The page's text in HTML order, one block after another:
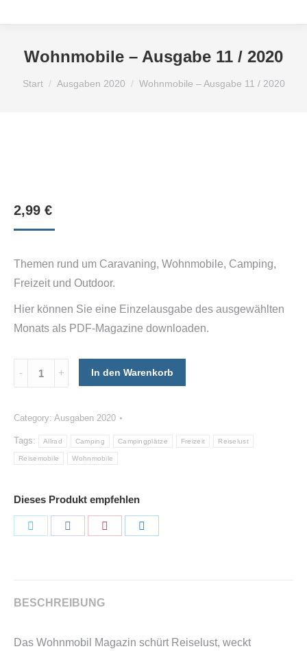
Wohnmobile – Ausgabe 11 / 2020
Sie befinden sich hier:
Start Ausgaben 2020 Wohnmobile – Ausgabe 11 / 2020
2,99 €
Themen rund um Caravaning, Wohnmobile, Camping,
Freizeit und Outdoor.
Hier können Sie eine Einzelausgabe des ausgewählten
Monats als PDF-Magazine downloaden.
Wohnmobile
-
11
2020
In den Warenkorb
Category: Ausgaben 2020
Tags: Allrad Camping Campingplätze Freizeit Reiselust
Reisemobile Wohnmobile
Dieses Produkt empfehlen
BESCHREIBUNG
Das Wohnmobil Magazin schürt Reiselust, weckt